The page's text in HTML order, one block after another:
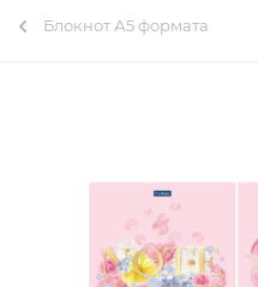
Блокнот А5 формата